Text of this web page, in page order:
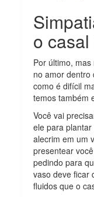
o
Por último,
no amor dentro
como é difícil
temos também
Você vai
ele para
alecrim em um
presentear
pedindo para
vaso deve ficar
fluidos que o